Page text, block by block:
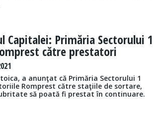
Capitalei: Primăria Sectorului 1
către prestatori
a anunţat că Primăria Sectorului 1
Romprest către staţiile de sortare,
să poată fi prestat în continuare.